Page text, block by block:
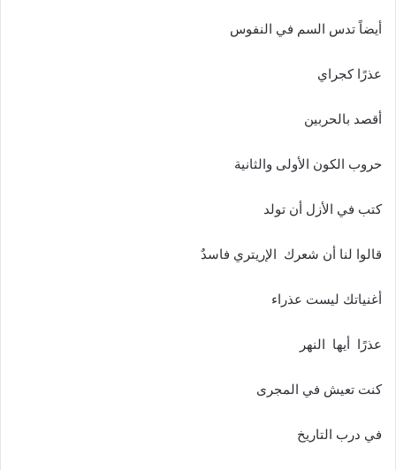
أيضاً تدس السم في النفوس
عذرًا كجراي
أقصد بالحربين
حروب الكون الأولى والثانية
كتب في الأزل أن تولد
قالوا لنا أن شعرك الإريتري فاسدٌ
أغنياتك ليست عذراء
عذرًا أيها النهر
كنت تعيش في المجرى
في درب التاريخ